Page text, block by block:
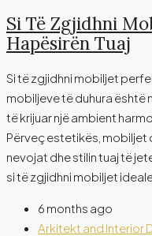
Si Të Zgjidhni
Hapësirën Tuaj
Si të zgjidhni mobiljet
mobiljeve të duhura është
të krijuar një ambient
Përveç estetikës, mobiljet
nevojat dhe stilin tuaj të
si të zgjidhni mobiljet
6 months ago
Arkitekt and Interior